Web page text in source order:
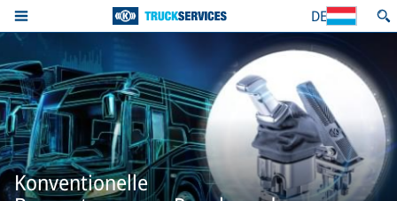
DE
Konventionelle